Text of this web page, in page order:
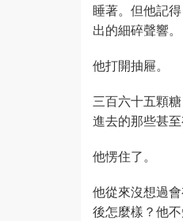
睡著。但他記
出的細碎聲響。
他打開抽屜。
三百六十五顆
進去的那些甚
他愣住了。
他從來沒想過
後怎麼樣？他